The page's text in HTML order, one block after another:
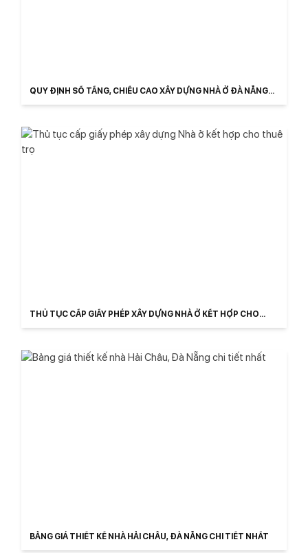
QUY ĐỊNH SỐ TẦNG, CHIỀU CAO XÂY DỰNG NHÀ Ở ĐÀ NẴNG
THỦ TỤC CẤP GIẤY PHÉP XÂY DỰNG NHÀ Ở KẾT HỢP CHO
BẢNG GIÁ THIẾT KẾ NHÀ HẢI CHÂU, ĐÀ NẴNG CHI TIẾT NHẤT